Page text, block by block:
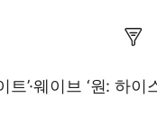
트’·웨이브 ‘원: 하이